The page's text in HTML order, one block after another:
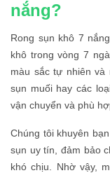
nắng?
Rong sụn khô 7
khô trong vòng 7
màu sắc tự nhiên
sụn muối hay các
vận chuyển và phù
Chúng tôi khuyên
sụn uy tín, đảm bảo
khó chịu. Nhờ vậy,